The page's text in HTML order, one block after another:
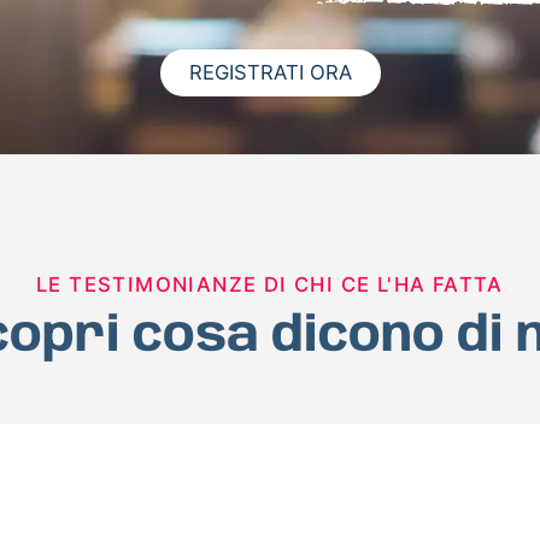
REGISTRATI ORA
LE TESTIMONIANZE DI CHI CE L'HA FATTA
cosa dicono di